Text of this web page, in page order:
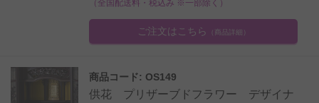
（全国配送料・税込み ※一部除く）
ご注文はこちら （商品詳細）
商品コード: OS149
供花 プリザーブドフラワー デザイナ